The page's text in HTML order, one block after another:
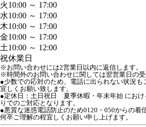
火10:00 ～ 17:00
水10:00 ～ 17:00
木10:00 ～ 17:00
金10:00 ～ 17:00
土10:00 ～ 12:00
祝休業日
※お問い合わせには2営業日以内に返信します。
※時間外のお問い合わせに関しては翌営業日の受
●少数での応対のため、電話に出られない状況も
宜しくお願い致します。
●定休日：土日祝日　夏季休暇・年末年始 にお
りでのご対応となります。
●悪質な迷惑電話防止のため0120・050からの着
何卒ご理解の程宜しくお願い申し上げます。